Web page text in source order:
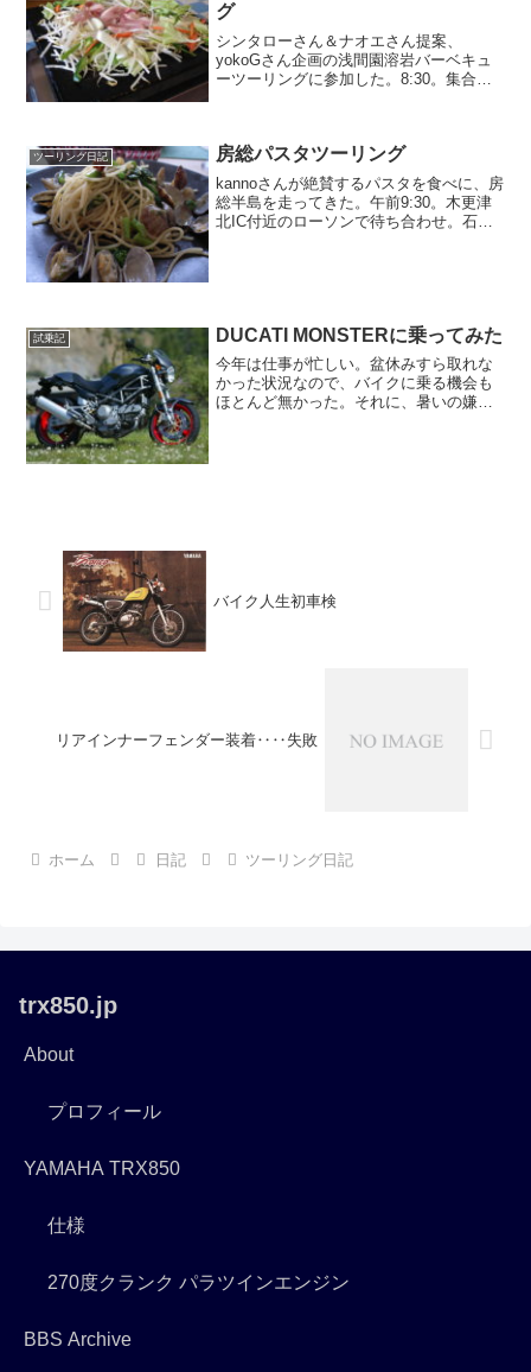
グ
シンタローさん＆ナオエさん提案、
yokoGさん企画の浅間園溶岩バーベキュ
ーツーリングに参加した。8:30。集合場
バーが集結し、出発時...
ツーリング日記 房総パスタツーリング
kannoさんが絶賛するパスタを食べに、房
総半島を走ってきた。午前9:30。木更津
北IC付近のローソンで待ち合わせ。石神
試乗記 DUCATI MONSTERに乗ってみた
今年は仕事が忙しい。盆休みすら取れな
かった状況なので、バイクに乗る機会も
ほとんど無かった。それに、暑いの嫌い
バイク人生初車検
リアインナーフェンダー装着‥‥失敗
ホーム 日記 ツーリング日記
trx850.jp
About
プロフィール
YAMAHA TRX850
仕様
270度クランク パラツインエンジン
BBS Archive